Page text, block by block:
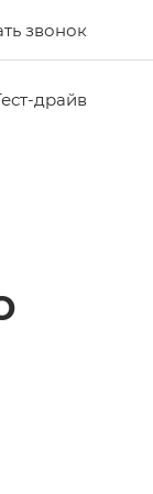
звонок
драйв